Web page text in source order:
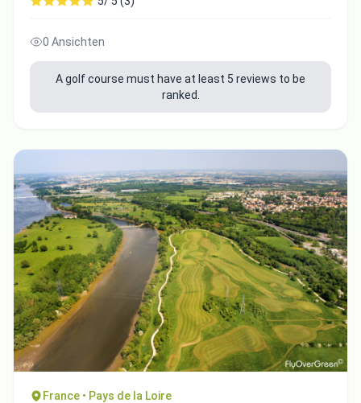
0 Ansichten
A golf course must have at least 5 reviews to be
ranked.
France • Pays de la Loire